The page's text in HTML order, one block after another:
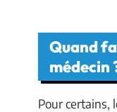
Quand
médecin
Pour certains,